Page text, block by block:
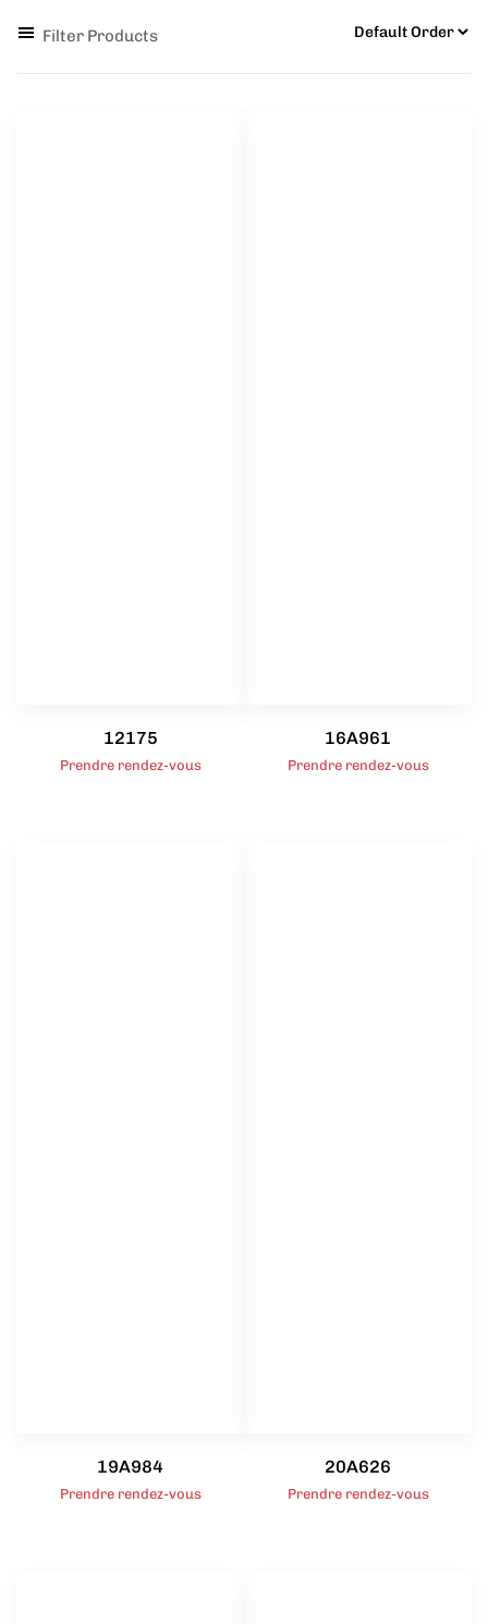
Filter Products
12175
Prendre rendez-vous
16A961
Prendre rendez-vous
19A984
Prendre rendez-vous
20A626
Prendre rendez-vous